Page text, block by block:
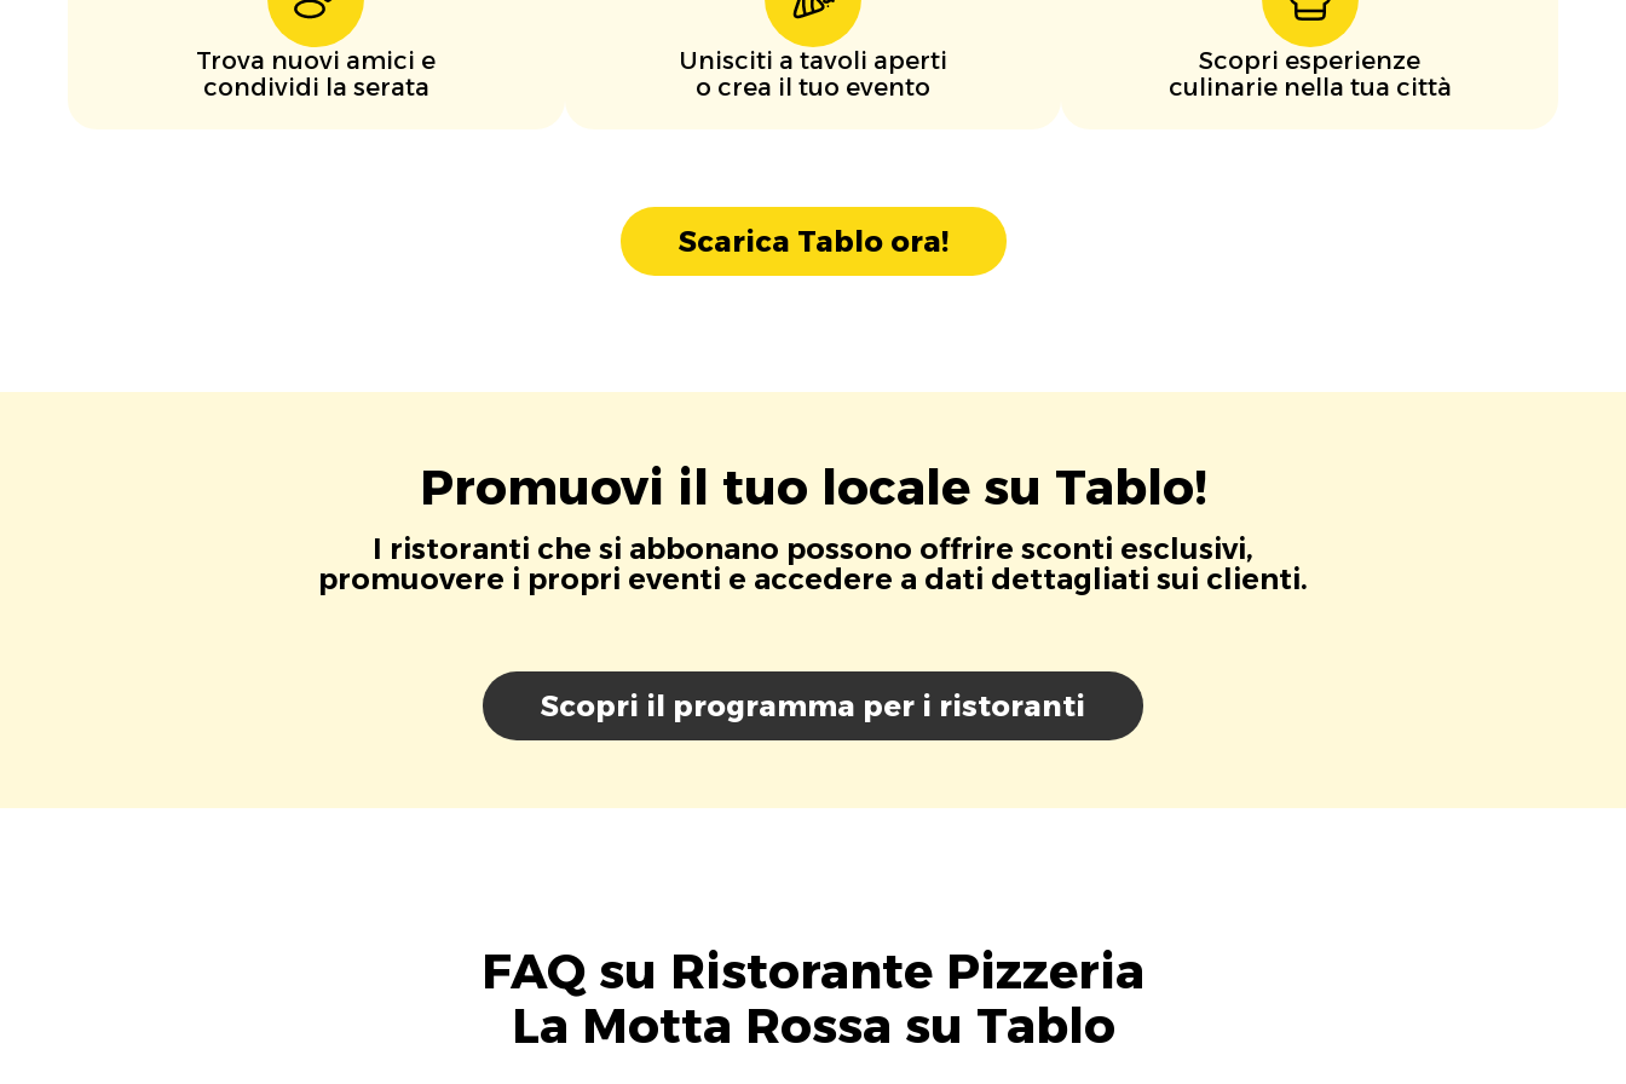
Trova nuovi amici e
condividi la serata
Unisciti a tavoli aperti
o crea il tuo evento
Scopri esperienze
culinarie nella tua città
Scarica Tablo ora!
Promuovi il tuo locale su Tablo!
I ristoranti che si abbonano possono offrire sconti esclusivi,
promuovere i propri eventi e accedere a dati dettagliati sui clienti.
Scopri il programma per i ristoranti
FAQ su Ristorante Pizzeria
La Motta Rossa su Tablo